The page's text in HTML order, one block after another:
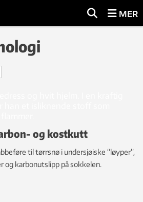
MER
og kostkutt
til tørrsnø i undersjøiske “løyper”,
og karbonutslipp på sokkelen.